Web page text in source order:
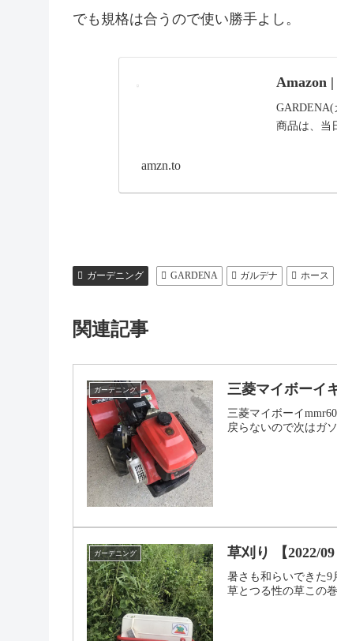
でも規格は合うので使い勝手よし。
Amazon
商品は、当
amzn.to
ガーデニング GARDENA ガルデナ ホース
関連記事
ガーデニング 三菱マイボーイ
三菱マイボーイ
戻らないので次はガ
ガーデニング 草刈り 【2022/09
暑さも和らいできた
草とつる性の草この